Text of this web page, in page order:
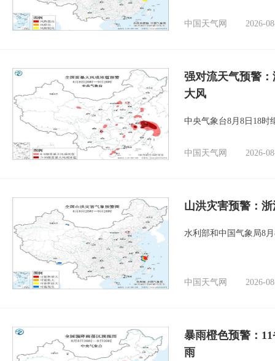
中国天气网 2026-
强对流天气预警
大风
中央气象台8月8日18时
中国天气网 2026-
山洪灾害预警：
水利部和中国气象局8
中国天气网 2026-
暴雨橙色预警：
雨